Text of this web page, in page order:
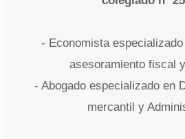
- Economista
asesoramiento fiscal
- Abogado especializado en
mercantil y